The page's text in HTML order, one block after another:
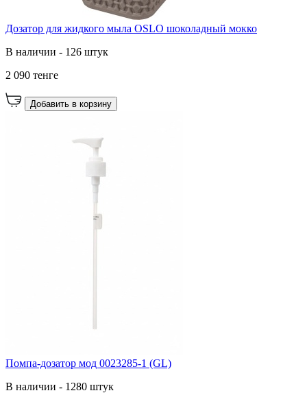
Дозатор для жидкого мыла OSLO шоколадный мокко
В наличии - 126 штук
2 090 тенге
Добавить в корзину
Помпа-дозатор мод 0023285-1 (GL)
В наличии - 1280 штук